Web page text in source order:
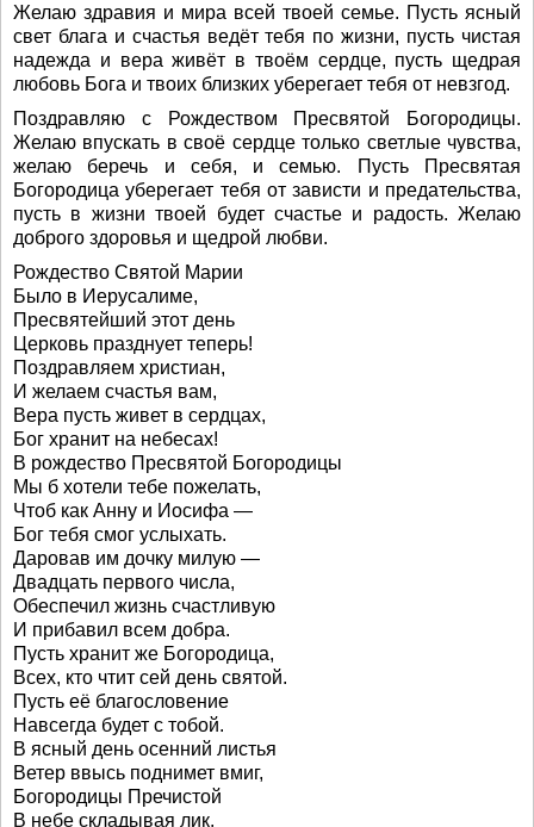
Желаю здравия и мира всей твоей семье. Пусть ясный
свет блага и счастья ведёт тебя по жизни, пусть чистая
надежда и вера живёт в твоём сердце, пусть щедрая
любовь Бога и твоих близких уберегает тебя от невзгод.
Поздравляю с Рождеством Пресвятой Богородицы.
Желаю впускать в своё сердце только светлые чувства,
желаю беречь и себя, и семью. Пусть Пресвятая
Богородица уберегает тебя от зависти и предательства,
пусть в жизни твоей будет счастье и радость. Желаю
доброго здоровья и щедрой любви.
Рождество Святой Марии
Было в Иерусалиме,
Пресвятейший этот день
Церковь празднует теперь!
Поздравляем христиан,
И желаем счастья вам,
Вера пусть живет в сердцах,
Бог хранит на небесах!
В рождество Пресвятой Богородицы
Мы б хотели тебе пожелать,
Чтоб как Анну и Иосифа —
Бог тебя смог услыхать.
Даровав им дочку милую —
Двадцать первого числа,
Обеспечил жизнь счастливую
И прибавил всем добра.
Пусть хранит же Богородица,
Всех, кто чтит сей день святой.
Пусть её благословение
Навсегда будет с тобой.
В ясный день осенний листья
Ветер ввысь поднимет вмиг,
Богородицы Пречистой
В небе складывая лик.